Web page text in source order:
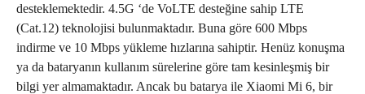
desteklemektedir. 4.5G ‘de VoLTE desteğine sahip LTE
(Cat.12) teknolojisi bulunmaktadır. Buna göre 600 Mbps
indirme ve 10 Mbps yükleme hızlarına sahiptir. Henüz konuşma
ya da bataryanın kullanım sürelerine göre tam kesinleşmiş bir
bilgi yer almamaktadır. Ancak bu batarya ile Xiaomi Mi 6, bir